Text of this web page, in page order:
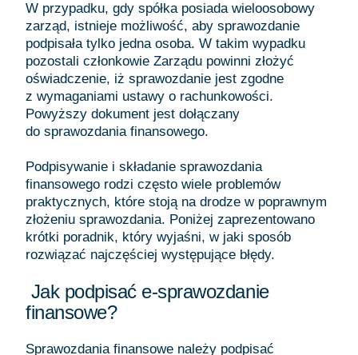
W przypadku, gdy spółka posiada wieloosobowy
zarząd, istnieje możliwość, aby sprawozdanie
podpisała tylko jedna osoba. W takim wypadku
pozostali członkowie Zarządu powinni złożyć
oświadczenie, iż sprawozdanie jest zgodne
z wymaganiami ustawy o rachunkowości.
Powyższy dokument jest dołączany
do sprawozdania finansowego.
Podpisywanie i składanie sprawozdania
finansowego rodzi często wiele problemów
praktycznych, które stoją na drodze w poprawnym
złożeniu sprawozdania. Poniżej zaprezentowano
krótki poradnik, który wyjaśni, w jaki sposób
rozwiązać najczęściej występujące błędy.
Jak podpisać e-sprawozdanie
finansowe?
Sprawozdania finansowe należy podpisać